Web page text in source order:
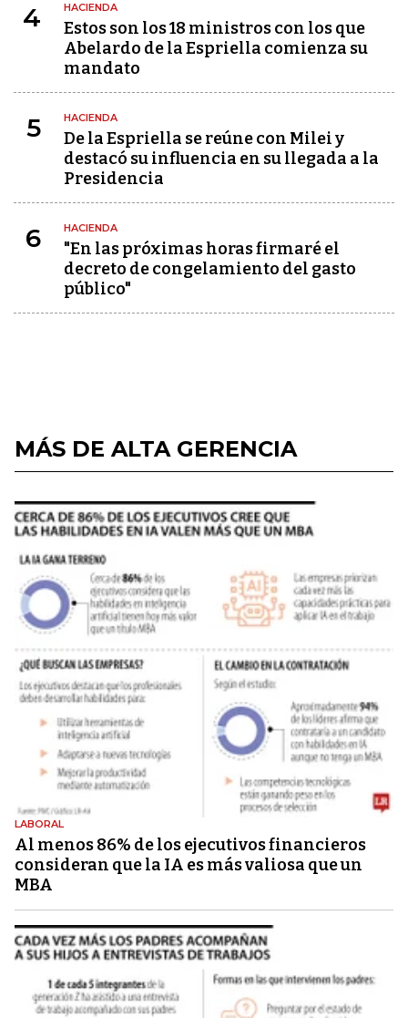
4 HACIENDA
Estos son los 18 ministros con los que
Abelardo de la Espriella comienza su
mandato
5 HACIENDA
De la Espriella se reúne con Milei y
destacó su influencia en su llegada a la
Presidencia
6 HACIENDA
"En las próximas horas firmaré el
decreto de congelamiento del gasto
público"
MÁS DE ALTA GERENCIA
LABORAL
Al menos 86% de los ejecutivos financieros
consideran que la IA es más valiosa que un
MBA